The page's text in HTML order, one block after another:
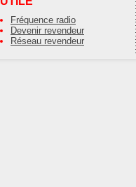
Fréquence radio
Devenir revendeur
Réseau revendeur